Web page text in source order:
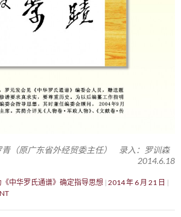
青（原广东省外经贸委主任） 录入：罗训森
2014.6.18
中华罗氏通谱》确定指导思想 2014 年 6 月 21 日